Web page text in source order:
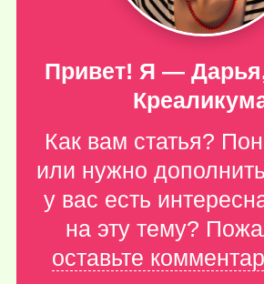
Привет! Я —
Как вам статья?
или нужно
у вас есть
на эту тему?
оставьте